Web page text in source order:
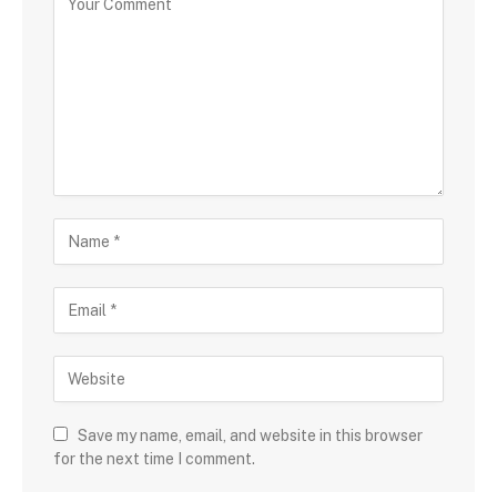
Save my name, email, and website in this browser
for the next time I comment.